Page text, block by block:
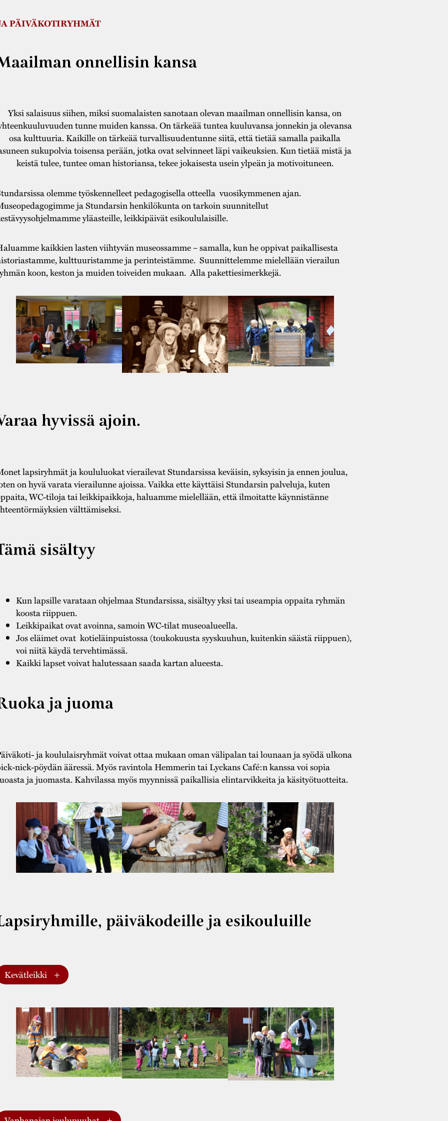
PÄIVÄKOTIRYHMÄT
onnellisin kansa
Yksi salaisuus siihen, miksi suomalaisten sanotaan olevan maailman onnellisin kansa, on
tunne muiden kanssa. On tärkeää tuntea kuuluvansa jonnekin ja olevansa
osa kulttuuria. Kaikille on tärkeää turvallisuudentunne siitä, että tietää samalla paikalla
sukupolvia toisensa perään, jotka ovat selvinneet läpi vaikeuksien. Kun tietää mistä ja
keistä tulee, tuntee oman historiansa, tekee jokaisesta usein ylpeän ja motivoituneen.
olemme työskennelleet pedagogisella otteella vuosikymmenen ajan.
ja Stundarsin henkilökunta on tarkoin suunnitellut
yläasteille, leikkipäivät esikoululaisille.
kaikkien lasten viihtyvän museossamme – samalla, kun he oppivat paikallisesta
kulttuuristamme ja perinteistämme. Suunnittelemme mielellään vierailun
koon, keston ja muiden toiveiden mukaan. Alla pakettiesimerkkejä.
hyvissä ajoin.
lapsiryhmät ja koululuokat vierailevat Stundarsissa keväisin, syksyisin ja ennen joulua,
on hyvä varata vierailunne ajoissa. Vaikka ette käyttäisi Stundarsin palveluja, kuten
WC-tiloja tai leikkipaikkoja, haluamme mielellään, että ilmoitatte käynnistänne
välttämiseksi.
sisältyy
Kun lapsille varataan ohjelmaa Stundarsissa, sisältyy yksi tai useampia oppaita ryhmän
koosta riippuen.
Leikkipaikat ovat avoinna, samoin WC-tilat museoalueella.
Jos eläimet ovat kotieläinpuistossa (toukokuusta syyskuuhun, kuitenkin säästä riippuen),
voi niitä käydä tervehtimässä.
Kaikki lapset voivat halutessaan saada kartan alueesta.
ja juoma
ja koululaisryhmät voivat ottaa mukaan oman välipalan tai lounaan ja syödä ulkona
nick-pöydän ääressä. Myös ravintola Hemmerin tai Lyckans Café:n kanssa voi sopia
ja juomasta. Kahvilassa myös myynnissä paikallisia elintarvikkeita ja käsityötuotteita.
päiväkodeille ja esikouluille
Kevätleikki
mukava aamupäivä eri kevätleikkien muodossa. Täällä voi mm. Puhaltaa saippuakuplia,
leikkiä tuohiveneillä, kalastaa helmiä, kokeilla käsitöitä ja kävellä älä-astu-maahan reittiä.
Leikkinavetassa voi hoitaa eläimiä ja Leikkikaupassa voi tehdä ostoksia melkein oikeasti.
Leikkitalonpoikaistalossa saa kokea arkielämää yli 100 vuotta sitten.
Ilmoittautuminen: Koska kevätleikkipäivät ovat erittäin suosittuja, pyydämme teitä
ilmoittautumaan viimeistään 30.4.2026, puh +358 50 432 0688 tai info@stundars.fi
käteisenä tai laskutetaan.